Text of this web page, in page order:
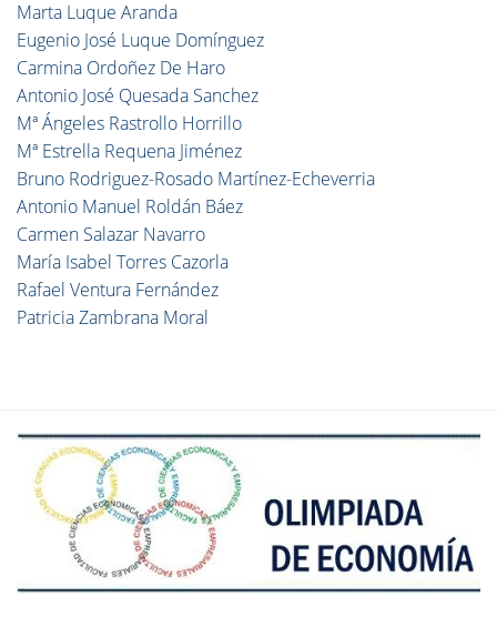
Marta Luque Aranda
Eugenio José Luque Domínguez
Carmina Ordoñez De Haro
Antonio José Quesada Sanchez
Mª Ángeles Rastrollo Horrillo
Mª Estrella Requena Jiménez
Bruno Rodriguez-Rosado Martínez-Echeverria
Antonio Manuel Roldán Báez
Carmen Salazar Navarro
María Isabel Torres Cazorla
Rafael Ventura Fernández
Patricia Zambrana Moral